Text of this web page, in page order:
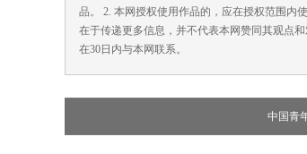
品。 2. 本网授权使用作品的，应在授权范围内
在于传递更多信息，并不代表本网赞同其观点
在30日内与本网联系。
中国青